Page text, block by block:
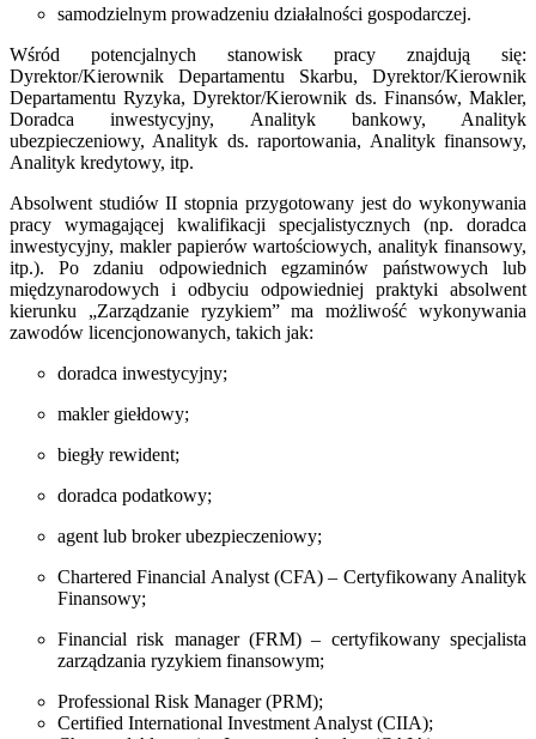
samodzielnym prowadzeniu działalności gospodarczej.
Wśród potencjalnych stanowisk pracy znajdują się:
Dyrektor/Kierownik Departamentu Skarbu, Dyrektor/Kierownik
Departamentu Ryzyka, Dyrektor/Kierownik ds. Finansów, Makler,
Doradca inwestycyjny, Analityk bankowy, Analityk
ubezpieczeniowy, Analityk ds. raportowania, Analityk finansowy,
Analityk kredytowy, itp.
Absolwent studiów II stopnia przygotowany jest do wykonywania
pracy wymagającej kwalifikacji specjalistycznych (np. doradca
inwestycyjny, makler papierów wartościowych, analityk finansowy,
itp.). Po zdaniu odpowiednich egzaminów państwowych lub
międzynarodowych i odbyciu odpowiedniej praktyki absolwent
kierunku „Zarządzanie ryzykiem” ma możliwość wykonywania
zawodów licencjonowanych, takich jak:
doradca inwestycyjny;
makler giełdowy;
biegły rewident;
doradca podatkowy;
agent lub broker ubezpieczeniowy;
Chartered Financial Analyst (CFA) – Certyfikowany Analityk
Finansowy;
Financial risk manager (FRM) – certyfikowany specjalista
zarządzania ryzykiem finansowym;
Professional Risk Manager (PRM);
Certified International Investment Analyst (CIIA);